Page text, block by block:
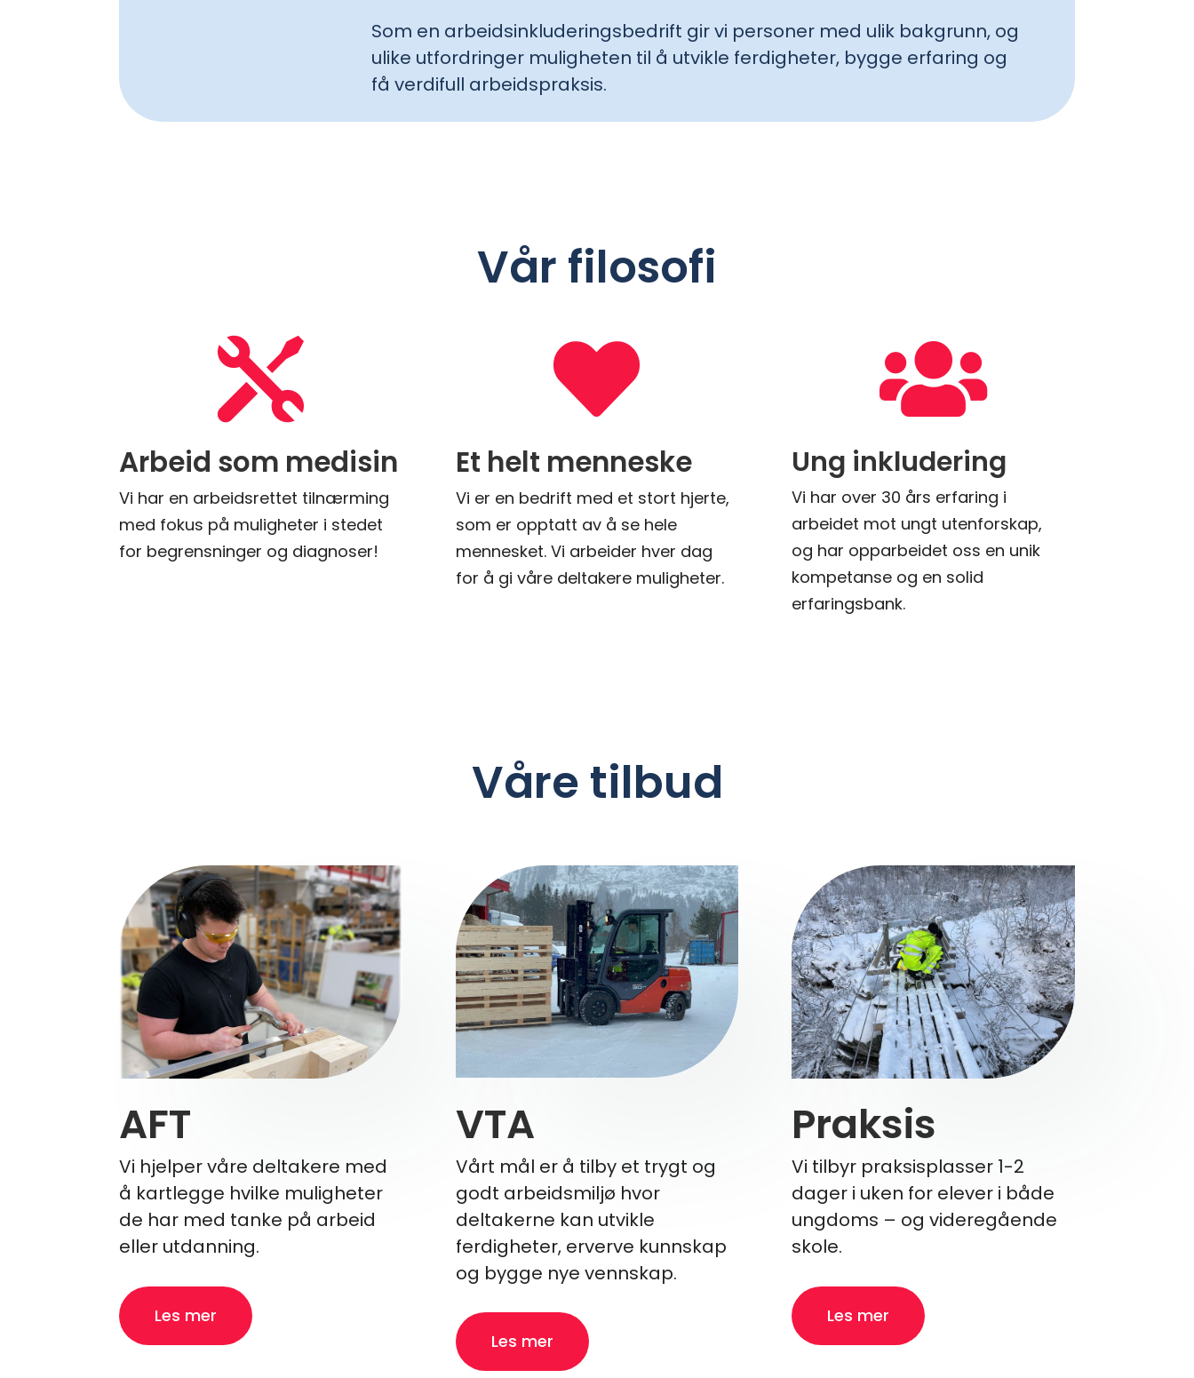
Som en arbeidsinkluderingsbedrift gir vi personer med ulik bakgrunn, og
ulike utfordringer muligheten til å utvikle ferdigheter, bygge erfaring og
få verdifull arbeidspraksis.
Vår filosofi

Arbeid som medisin
Vi har en arbeidsrettet tilnærming
med fokus på muligheter i stedet
for begrensninger og diagnoser!

Et helt menneske
Vi er en bedrift med et stort hjerte,
som er opptatt av å se hele
mennesket. Vi arbeider hver dag
for å gi våre deltakere muligheter.

Ung inkludering
Vi har over 30 års erfaring i
arbeidet mot ungt utenforskap,
og har opparbeidet oss en unik
kompetanse og en solid
erfaringsbank.
Våre tilbud
AFT
Vi hjelper våre deltakere med
å kartlegge hvilke muligheter
de har med tanke på arbeid
eller utdanning.
Les mer
VTA
Vårt mål er å tilby et trygt og
godt arbeidsmiljø hvor
deltakerne kan utvikle
ferdigheter, erverve kunnskap
og bygge nye vennskap.
Les mer
Praksis
Vi tilbyr praksisplasser 1-2
dager i uken for elever i både
ungdoms – og videregående
skole.
Les mer